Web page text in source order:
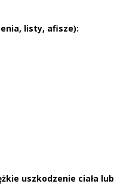
listy, afisze):
uszkodzenie ciała lub